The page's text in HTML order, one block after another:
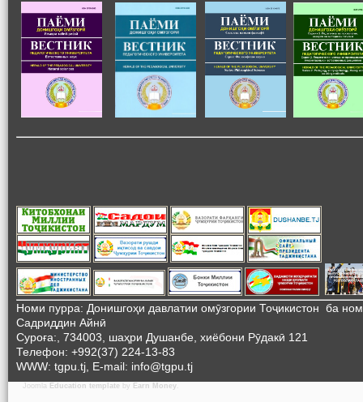
Номи пурра: Донишгоҳи давлатии омӯзгории Тоҷикистон ба
Садриддин Айнӣ
Суроға:, 734003, шаҳри Душанбе, хиёбони Рӯдакӣ 121
Телефон: +992(37) 224-13-83
WWW: tgpu.tj, E-mail: info@tgpu.tj
Joomla Education template by Earn Money